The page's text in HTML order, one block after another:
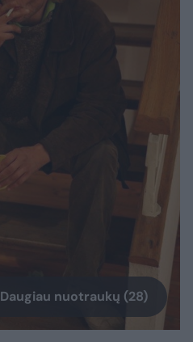
Daugiau nuotraukų (28)